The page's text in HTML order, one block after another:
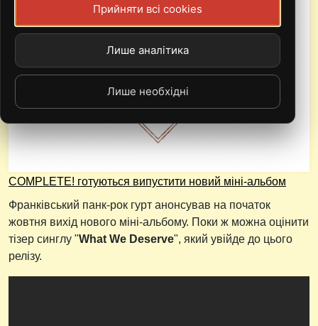
COMPLETE! готуються випустити новий міні-альбом
Франківський панк-рок гурт анонсував на початок
жовтня вихід нового міні-альбому. Поки ж можна оцінити
тізер синглу "What We Deserve", який увійде до цього
релізу.
Прийняти всі cookies
Лише аналітика
Лише необхідні